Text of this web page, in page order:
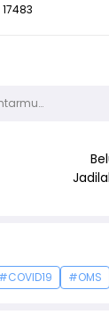
17483
#COVID19 #OMS